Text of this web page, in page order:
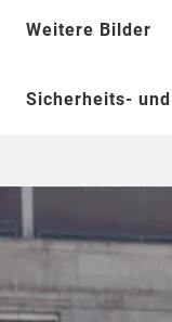
Weitere Bilder
Sicherheits-